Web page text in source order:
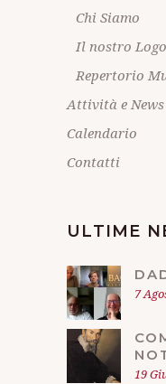
Chi Siamo
Il nostro Logo
Repertorio
Attività e News
Calendario
Contatti
ULTIME
7
19